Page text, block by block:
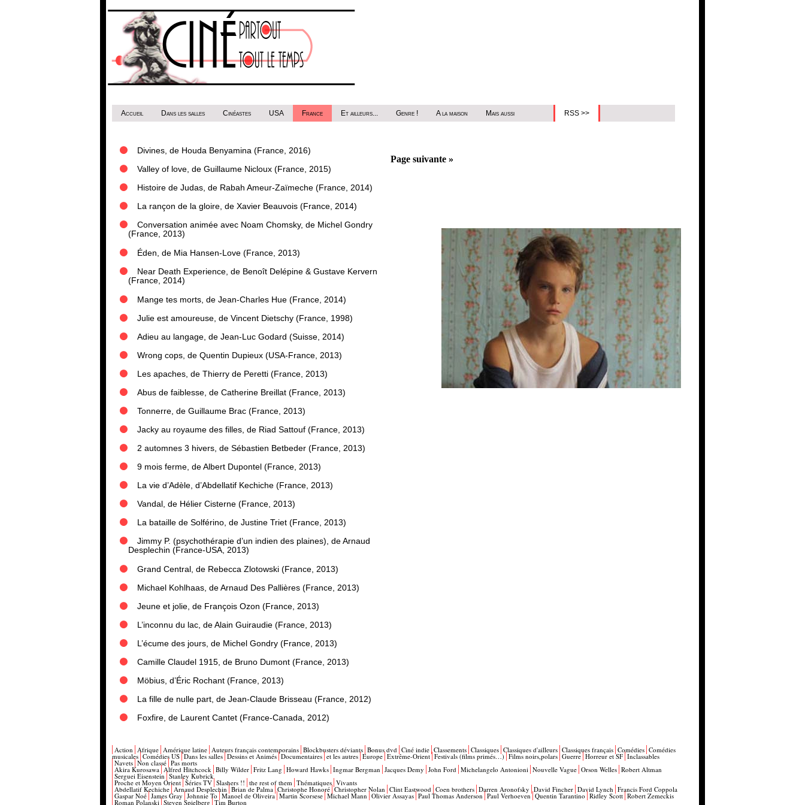
Accueil Dans les salles Cinéastes USA France Et ailleurs... Genre ! A la maison Mais aussi RSS >>
Divines, de Houda Benyamina (France, 2016)
Valley of love, de Guillaume Nicloux (France, 2015)
Histoire de Judas, de Rabah Ameur-Zaïmeche (France, 2014)
La rançon de la gloire, de Xavier Beauvois (France, 2014)
Conversation animée avec Noam Chomsky, de Michel Gondry
(France, 2013)
Éden, de Mia Hansen-Love (France, 2013)
Near Death Experience, de Benoît Delépine & Gustave Kervern
(France, 2014)
Mange tes morts, de Jean-Charles Hue (France, 2014)
Julie est amoureuse, de Vincent Dietschy (France, 1998)
Adieu au langage, de Jean-Luc Godard (Suisse, 2014)
Wrong cops, de Quentin Dupieux (USA-France, 2013)
Les apaches, de Thierry de Peretti (France, 2013)
Abus de faiblesse, de Catherine Breillat (France, 2013)
Tonnerre, de Guillaume Brac (France, 2013)
Jacky au royaume des filles, de Riad Sattouf (France, 2013)
2 automnes 3 hivers, de Sébastien Betbeder (France, 2013)
9 mois ferme, de Albert Dupontel (France, 2013)
La vie d’Adèle, d’Abdellatif Kechiche (France, 2013)
Vandal, de Hélier Cisterne (France, 2013)
La bataille de Solférino, de Justine Triet (France, 2013)
Jimmy P. (psychothérapie d’un indien des plaines), de Arnaud
Desplechin (France-USA, 2013)
Grand Central, de Rebecca Zlotowski (France, 2013)
Michael Kohlhaas, de Arnaud Des Pallières (France, 2013)
Jeune et jolie, de François Ozon (France, 2013)
L’inconnu du lac, de Alain Guiraudie (France, 2013)
L’écume des jours, de Michel Gondry (France, 2013)
Camille Claudel 1915, de Bruno Dumont (France, 2013)
Möbius, d’Éric Rochant (France, 2013)
La fille de nulle part, de Jean-Claude Brisseau (France, 2012)
Foxfire, de Laurent Cantet (France-Canada, 2012)
Page suivante »
Action Afrique Amérique latine Auteurs français contemporains Blockbusters déviants Bonus dvd Ciné indie Classements Classiques Classiques d'ailleurs Classiques français Comédies Comédies
musicales Comédies US Dans les salles Dessins et Animés Documentaires et les autres Europe Extrême-Orient Festivals (films primés…) Films noirs,polars Guerre Horreur et SF Inclassables
Navets Non classé Pas morts
Akira Kurosawa Alfred Hitchcock Billy Wilder Fritz Lang Howard Hawks Ingmar Bergman Jacques Demy John Ford Michelangelo Antonioni Nouvelle Vague Orson Welles Robert Altman
Serguei Eisenstein Stanley Kubrick
Proche et Moyen Orient Séries TV Slashers !! the rest of them Thématiques Vivants
Abdellatif Kechiche Arnaud Desplechin Brian de Palma Christophe Honoré Christopher Nolan Clint Eastwood Coen brothers Darren Aronofsky David Fincher David Lynch Francis Ford Coppola
Gaspar Noé James Gray Johnnie To Manoel de Oliveira Martin Scorsese Michael Mann Olivier Assayas Paul Thomas Anderson Paul Verhoeven Quentin Tarantino Ridley Scott Robert Zemeckis
Roman Polanski Steven Spielberg Tim Burton